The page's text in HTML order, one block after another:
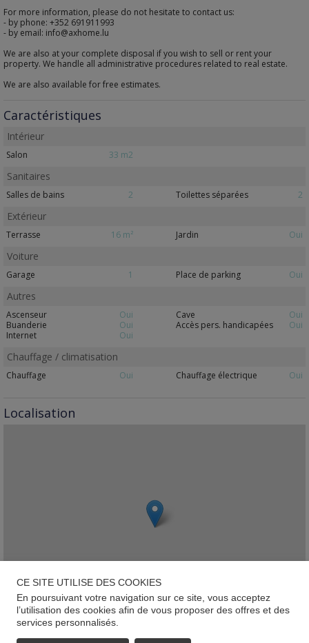
For more information, please do not hesitate to contact us:
- by phone: +352 691911993
- by email: info@axhome.lu
We are also at your complete disposal if you wish to sell or rent your
property. We handle all administrative procedures related to real estate.
We are also available for free estimates.
Caractéristiques
Intérieur
Salon 33 m2
Sanitaires
Salles de bains 2 Toilettes séparées 2
Extérieur
Terrasse 16 m² Jardin Oui
Voiture
Garage 1 Place de parking Oui
Autres
Ascenseur Oui Cave
Oui
Buanderie
Oui Accès pers. handicapées
Oui
Internet
Oui
Chauffage / climatisation
Chauffage Oui Chauffage électrique Oui
Localisation
CE SITE UTILISE DES COOKIES
En poursuivant votre navigation sur ce site, vous acceptez
l’utilisation des cookies afin de vous proposer des offres et des
services personnalisés.